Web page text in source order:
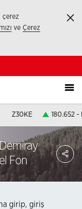
çerez
ve Çerez
Z30KE 180.652 -
Fon
girip, giriş